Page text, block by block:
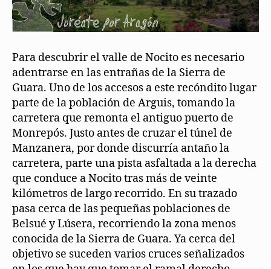
Para descubrir el valle de Nocito es necesario
adentrarse en las entrañas de la Sierra de
Guara. Uno de los accesos a este recóndito lugar
parte de la población de Arguis, tomando la
carretera que remonta el antiguo puerto de
Monrepós. Justo antes de cruzar el túnel de
Manzanera, por donde discurría antaño la
carretera, parte una pista asfaltada a la derecha
que conduce a Nocito tras más de veinte
kilómetros de largo recorrido. En su trazado
pasa cerca de las pequeñas poblaciones de
Belsué y Lúsera, recorriendo la zona menos
conocida de la Sierra de Guara. Ya cerca del
objetivo se suceden varios cruces señalizados